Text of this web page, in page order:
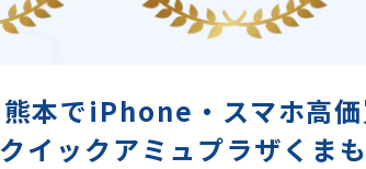
熊本でiPhone・スマホ高価
クイックアミュプラザくま